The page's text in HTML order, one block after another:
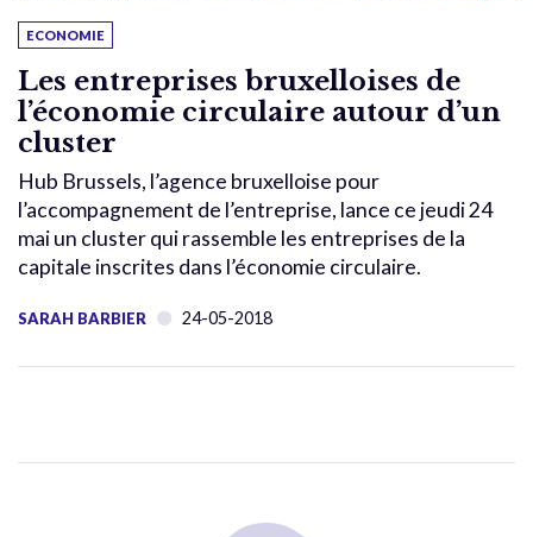
ECONOMIE
Les entreprises bruxelloises de
l’économie circulaire autour d’un
cluster
Hub Brussels, l’agence bruxelloise pour
l’accompagnement de l’entreprise, lance ce jeudi 24
mai un cluster qui rassemble les entreprises de la
capitale inscrites dans l’économie circulaire.
SARAH BARBIER 24-05-2018